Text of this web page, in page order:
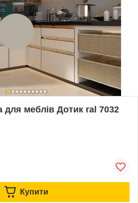
меблів Дотик ral 7032
Купити